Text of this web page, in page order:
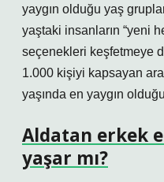
yaygın olduğu yaş
yaştaki insanların “yeni
seçenekleri keşfetmeye
1.000 kişiyi kapsayan
yaşında en yaygın
Aldatan erkek
yaşar mı?